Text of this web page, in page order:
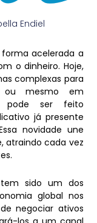
Endiel
acelerada a
o dinheiro. Hoje,
complexas para
mesmo em
pode ser feito
já presente
novidade une
atraindo cada vez
sido um dos
global nos
negociar ativos